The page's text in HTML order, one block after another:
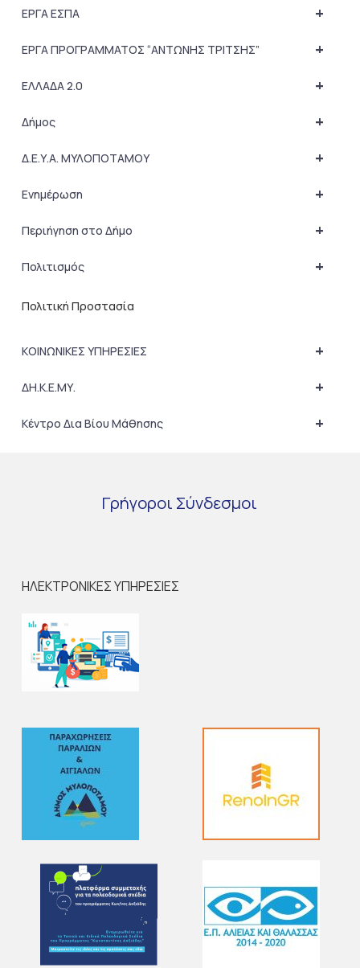
+
ΕΡΓΑ ΕΣΠΑ
+
ΕΡΓΑ ΠΡΟΓΡΑΜΜΑΤΟΣ “ΑΝΤΩΝΗΣ ΤΡΙΤΣΗΣ”
+
ΕΛΛΑΔΑ 2.0
+
Δήμος
+
Δ.Ε.Υ.Α. ΜΥΛΟΠΟΤΑΜΟΥ
+
Ενημέρωση
+
Περιήγηση στο Δήμο
+
Πολιτισμός
Πολιτική Προστασία
+
ΚΟΙΝΩΝΙΚΕΣ ΥΠΗΡΕΣΙΕΣ
+
ΔΗ.Κ.Ε.ΜΥ.
+
Κέντρο Δια Βίου Μάθησης
Γρήγοροι Σύνδεσμοι
ΗΛΕΚΤΡΟΝΙΚΕΣ ΥΠΗΡΕΣΙΕΣ